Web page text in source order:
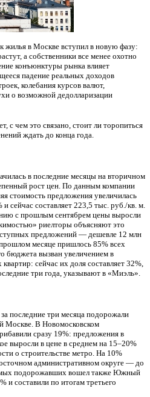
жилья в Москве вступил в новую фазу:
а собственники все менее охотно
конъюнктуры рынка влияет
падение реальных доходов
колебания курсов валют,
о возможной дедолларизации
с чем это связано, стоит ли торопиться
ждать до конца года.
в последние месяцы на вторичном
рост цен. По данным компании
стоимость предложения увеличилась
сейчас составляет 223,5 тыс. руб./кв. м.
с прошлым сентябрем цены выросли
риелторы объясняют это
предложений — дешевле 12 млн
месяце пришлось 85% всех
бюджета вызван увеличением в
сейчас их доля составляет 32%,
три года, указывают в «Миэль».
последние три месяца подорожали
Москве. В Новомосковском
сразу 19%: предложения в
выросли в цене в среднем на 15–20%
о строительстве метро. На 10%
административном округе — до
подорожавших вошел также Южный
составили по итогам третьего